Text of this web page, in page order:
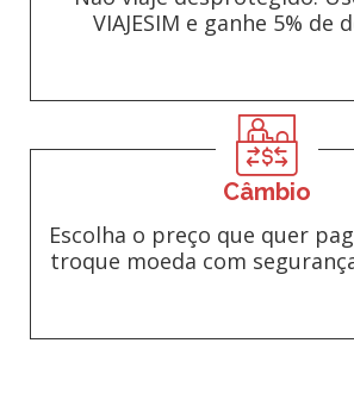
VIAJESIM e ganhe 5% de
Câmbio
Escolha o preço que quer
troque moeda com